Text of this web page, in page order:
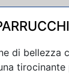
di bellezza
tirocinante